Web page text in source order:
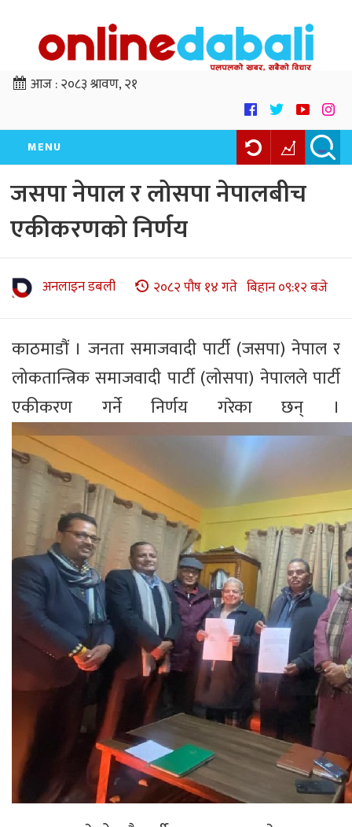
आज :२०८३ श्रावण, २१
MENU
जसपा नेपाल र लोसपा नेपालबीच
एकीकरणको निर्णय
अनलाइन डबली २०८२ पौष १४ गते बिहान ०९:१२ बजे
काठमाडौं । जनता समाजवादी पार्टी (जसपा) नेपाल र
लोकतान्त्रिक समाजवादी पार्टी (लोसपा) नेपालले पार्टी
एकीकरण गर्ने निर्णय गरेका छन् ।